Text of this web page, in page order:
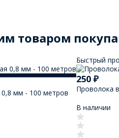
товаром
мм - 100 метров
Быстрый
250 ₽
Проволока
В наличии